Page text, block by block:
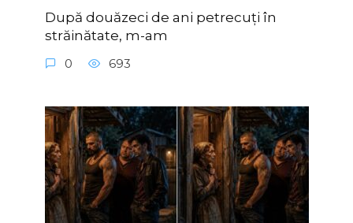
După douăzeci de ani petrecuți în
străinătate, m-am
0 693